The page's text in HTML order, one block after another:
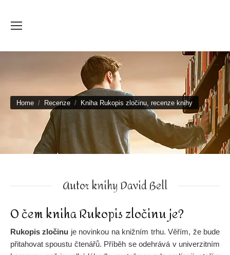
You are here:
Home Recenze Kniha Rukopis zločinu, recenze knihy
Autor knihy David Bell
O čem kniha Rukopis zločinu je?
Rukopis zločinu je novinkou na knižním trhu. Věřím, že bude
přitahovat spoustu čtenářů. Příběh se odehrává v univerzitním